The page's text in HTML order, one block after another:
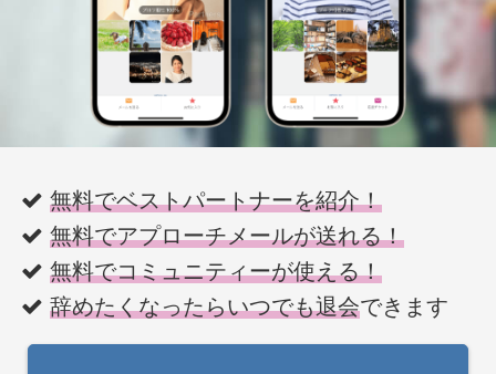
無料でベストパートナーを紹介！
無料でアプローチメールが送れる！
無料でコミュニティーが使える！
辞めたくなったらいつでも退会できます